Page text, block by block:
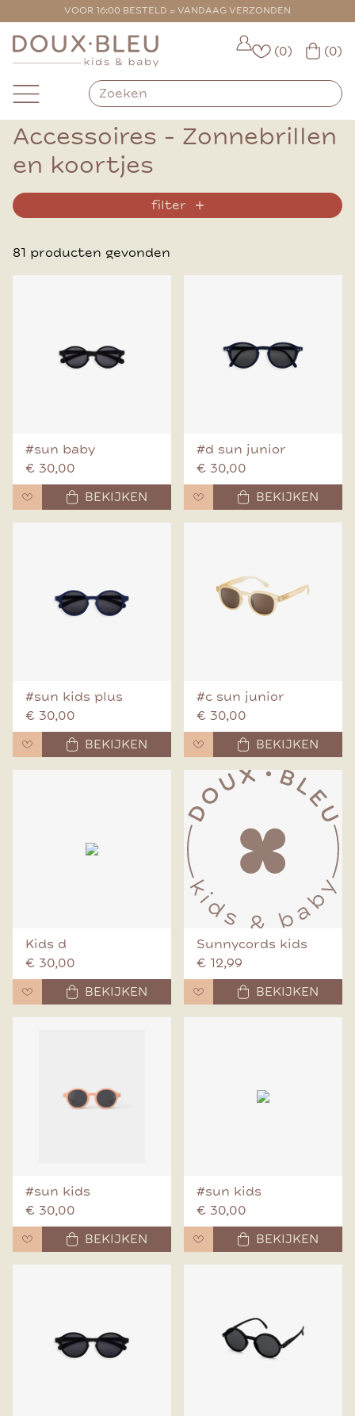
VOOR 16:00 BESTELD = VANDAAG VERZONDEN
(0) (0)
Accessoires - Zonnebrillen
en koortjes
filter
81 producten gevonden
#sun baby
€ 30,00
BEKIJKEN
#d sun junior
€ 30,00
BEKIJKEN
#sun kids plus
€ 30,00
BEKIJKEN
#c sun junior
€ 30,00
BEKIJKEN
Kids d
€ 30,00
BEKIJKEN
Sunnycords kids
€ 12,99
BEKIJKEN
#sun kids
€ 30,00
BEKIJKEN
#sun kids
€ 30,00
BEKIJKEN